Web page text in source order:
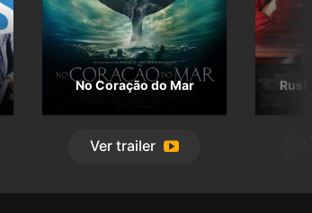
No Coração do Mar
Ver trailer